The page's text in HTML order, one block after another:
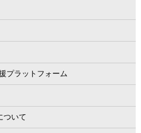
プラットフォーム
ついて